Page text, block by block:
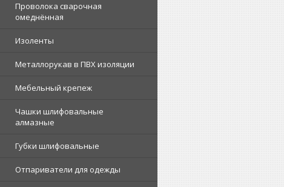
Проволока сварочная
омеднённая
Изоленты
Металлорукав в ПВХ изоляции
Мебельный крепеж
Чашки шлифовальные
алмазные
Губки шлифовальные
Отпариватели для одежды